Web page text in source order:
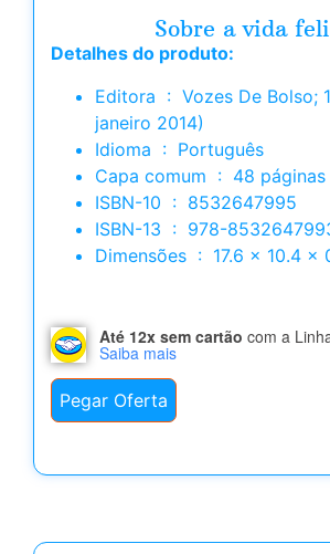
Sobre a vida
Detalhes do produto:
Editora ‏ : ‎ Vozes De Bolso; 1ª edição (1
janeiro 2014)
Idioma ‏ : ‎ Português
Capa comum ‏ : ‎ 48 páginas
ISBN-10 ‏ : ‎ 8532647995
ISBN-13 ‏ : ‎ 978-
Dimensões ‏ : ‎ 17.6 x
Até 12x sem cartão com a
Saiba mais
Pegar Oferta